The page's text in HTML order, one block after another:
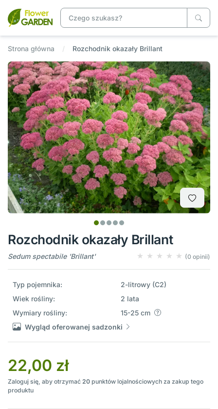
Strona główna Rozchodnik okazały Brillant
Rozchodnik okazały Brillant
Sedum spectabile 'Brillant' (0 opinii)
Typ pojemnika:
2-litrowy (C2)
Wiek rośliny:
2 lata
Wymiary rośliny:
15-25 cm
Wygląd oferowanej sadzonki
22,00 zł
Zaloguj się, aby otrzymać 20 punktów lojalnościowych za zakup tego
produktu